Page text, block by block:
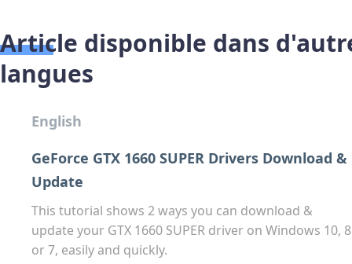
Article disponible dans
langues
English
GeForce GTX 1660 SUPER Drivers Download &
Update
This tutorial shows 2 ways you can download &
update your GTX 1660 SUPER driver on Windows 10, 8
or 7, easily and quickly.